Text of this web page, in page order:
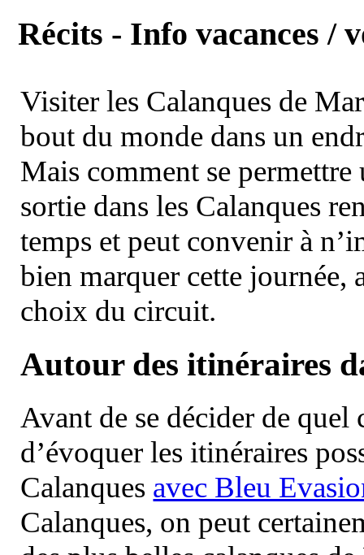
Récits - Info vacances /
Visiter les Calanques de
bout du monde dans un
Mais comment se permettre
sortie dans les Calanques
temps et peut convenir à
bien marquer cette journée,
choix du circuit.
Autour des itinéraires
Avant de se décider de
d’évoquer les itinéraires
Calanques avec Bleu
Calanques, on peut